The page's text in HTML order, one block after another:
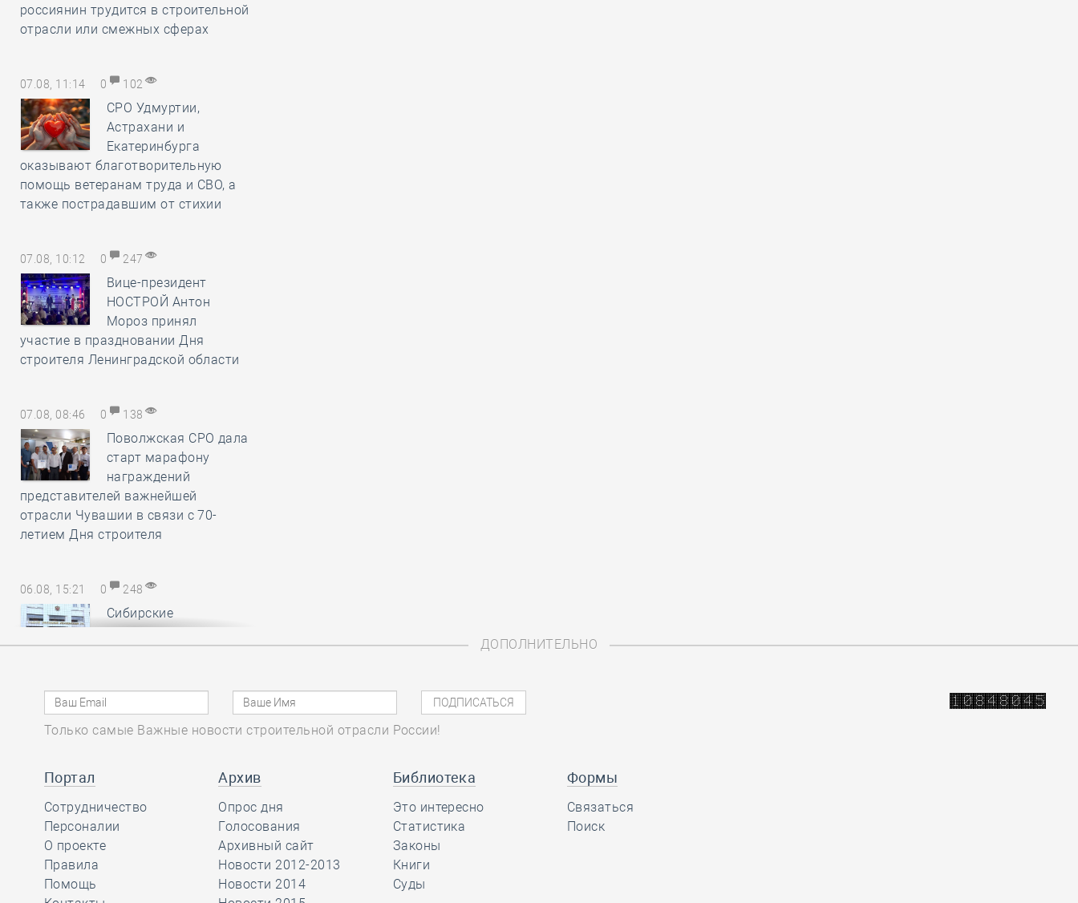
россиянин трудится в строительной
отрасли или смежных сферах
07.08, 11:14 0 102
СРО Удмуртии,
Астрахани и
Екатеринбурга
оказывают благотворительную
помощь ветеранам труда и СВО, а
также пострадавшим от стихии
07.08, 10:12 0 247
Вице-президент
НОСТРОЙ Антон
Мороз принял
участие в праздновании Дня
строителя Ленинградской области
07.08, 08:46 0 138
Поволжская СРО дала
старт марафону
награждений
представителей важнейшей
отрасли Чувашии в связи с 70-
летием Дня строителя
06.08, 15:21 0 248
Сибирские
саморегуляторы
понесли
авансы, неотработанные
обанкротившимся членом СРО
В Минстрое России
обсудили
предложения по
повышению энергоэффективности
многоквартирных домов
ДОПОЛНИТЕЛЬНО
Только самые Важные новости строительной отрасли России!
Портал
Сотрудничество
Персоналии
О проекте
Правила
Помощь
Архив
Опрос дня
Голосования
Архивный сайт
Новости 2012-2013
Новости 2014
Библиотека
Это интересно
Статистика
Законы
Книги
Суды
Формы
Связаться
Поиск